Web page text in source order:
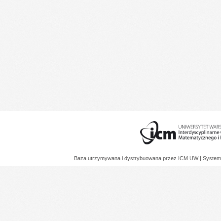
Baza utrzymywana i dystrybuowana przez ICM UW |